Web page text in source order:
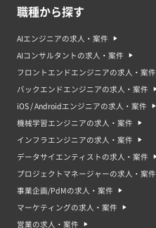
職種から探す
AIエンジニアの求人・案件
AIコンサルタントの求人・案件
フロントエンドエンジニアの求人・案件
バックエンドエンジニアの求人・案件
iOS / Androidエンジニアの求人・案件
機械学習エンジニアの求人・案件
インフラエンジニアの求人・案件
データサイエンティストの求人・案件
プロジェクトマネージャーの求人・案件
事業企画/PdMの求人・案件
マーケティングの求人・案件
営業の求人・案件